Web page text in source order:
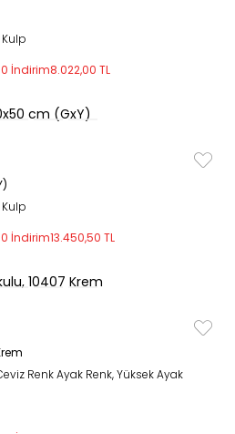
Kulp
İndirim8.022,00 TL
Kulp
İndirim13.450,50 TL
Renk Ayak Renk, Yüksek Ayak